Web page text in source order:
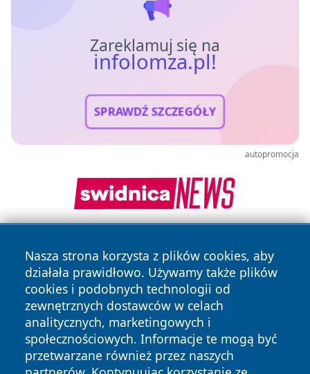
Zareklamuj się na
infolomza.pl!
SPRAWDŹ SZCZEGÓŁY
autopromocja
Nasza strona korzysta z plików cookies, aby
działała prawidłowo. Używamy także plików
cookies i podobnych technologii od
zewnętrznych dostawców w celach
analitycznych, marketingowych i
społecznościowych. Informacje te mogą być
przetwarzane również przez naszych
Copyright © 2026 infolomza.pl Wszystkie prawa zastrzeżone.